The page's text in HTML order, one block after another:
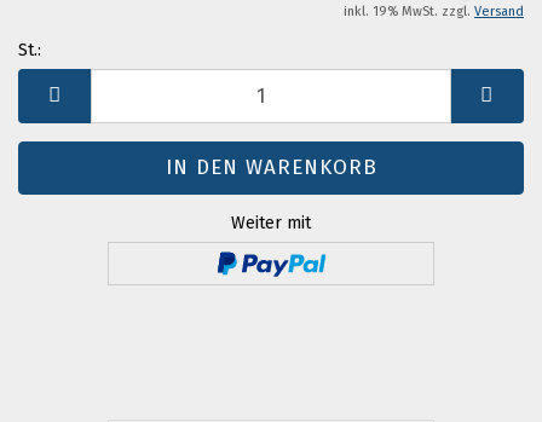
inkl. 19% MwSt. zzgl. Versand
St.:
St.
Weiter mit